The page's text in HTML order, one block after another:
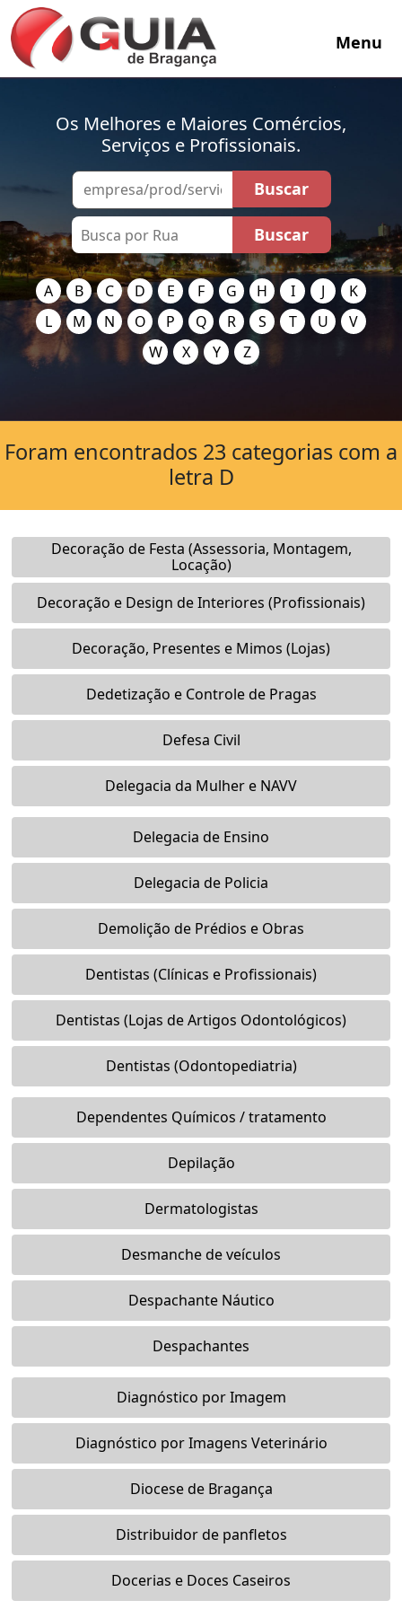
Menu
Os Melhores e Maiores Comércios,
Serviços e Profissionais.
A B C D E F G H I J
K
L
M N O P Q R S T U
V
W
X Y Z
Decoração de Festa (Assessoria, Montagem,
Locação)
Decoração e Design de Interiores (Profissionais)
Decoração, Presentes e Mimos (Lojas)
Dedetização e Controle de Pragas
Defesa Civil
Delegacia da Mulher e NAVV
Delegacia de Ensino
Delegacia de Policia
Demolição de Prédios e Obras
Dentistas (Clínicas e Profissionais)
Dentistas (Lojas de Artigos Odontológicos)
Dentistas (Odontopediatria)
Dependentes Químicos / tratamento
Depilação
Dermatologistas
Desmanche de veículos
Despachante Náutico
Despachantes
Diagnóstico por Imagem
Diagnóstico por Imagens Veterinário
Diocese de Bragança
Distribuidor de panfletos
Docerias e Doces Caseiros
Foram encontrados 23 categorias com a
letra D